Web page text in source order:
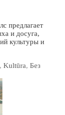
предлагает
и досуга,
культуры и
, Kultūra, Без